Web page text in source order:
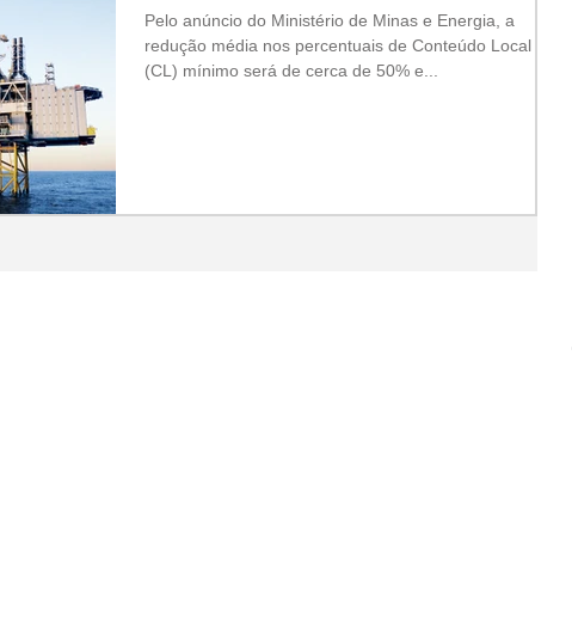
Pelo anúncio do Ministério de Minas e Energia, a
redução média nos percentuais de Conteúdo Local
(CL) mínimo será de cerca de 50% e...